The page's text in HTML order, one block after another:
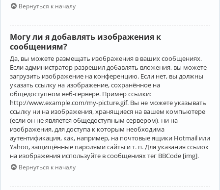
Вернуться к началу
Могу ли я добавлять изображения к
сообщениям?
Да, вы можете размещать изображения в ваших сообщениях.
Если администратор разрешил добавлять вложения, вы можете
загрузить изображение на конференцию. Если нет, вы должны
указать ссылку на изображение, сохранённое на
общедоступном веб-сервере. Пример ссылки:
http://www.example.com/my-picture.gif. Вы не можете указывать
ссылку ни на изображения, хранящиеся на вашем компьютере
(если он не является общедоступным сервером), ни на
изображения, для доступа к которым необходима
аутентификация, как, например, на почтовые ящики Hotmail или
Yahoo, защищённые паролями сайты и т. п. Для указания ссылок
на изображения используйте в сообщениях тег BBCode [img].
Вернуться к началу